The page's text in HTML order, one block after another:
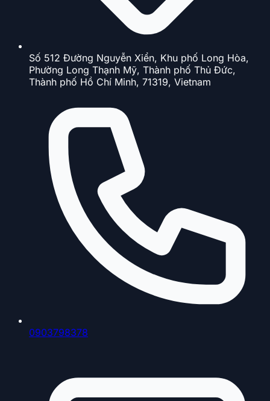
Số 512 Đường Nguyễn Xiển, Khu phố Long Hòa,
Phường Long Thạnh Mỹ, Thành phố Thủ Đức,
Thành phố Hồ Chí Minh, 71319, Vietnam
0903798378